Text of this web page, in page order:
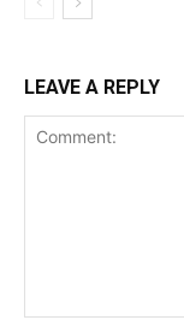
LEAVE A REPLY